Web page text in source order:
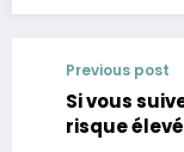
Previous post
Si vous
risque